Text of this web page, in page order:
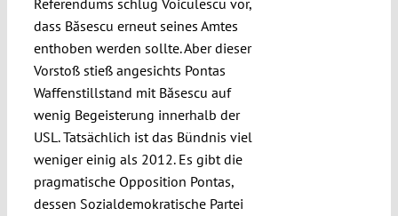
Referendums schlug Voiculescu vor,
dass Băsescu erneut seines Amtes
enthoben werden sollte. Aber dieser
Vorstoß stieß angesichts Pontas
Waffenstillstand mit Băsescu auf
wenig Begeisterung innerhalb der
USL. Tatsächlich ist das Bündnis viel
weniger einig als 2012. Es gibt die
pragmatische Opposition Pontas,
dessen Sozialdemokratische Partei